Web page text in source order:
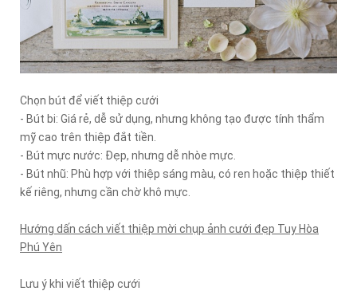
Chọn bút để viết thiệp cưới
- Bút bi: Giá rẻ, dễ sử dụng, nhưng không tạo được tính thẩm
mỹ cao trên thiệp đắt tiền.
- Bút mực nước: Đẹp, nhưng dễ nhòe mực.
- Bút nhũ: Phù hợp với thiệp sáng màu, có ren hoặc thiệp thiết
kế riêng, nhưng cần chờ khô mực.
Hướng dấn cách viết thiệp mời chụp ảnh cưới đẹp Tuy Hòa
Phú Yên
Lưu ý khi viết thiệp cưới